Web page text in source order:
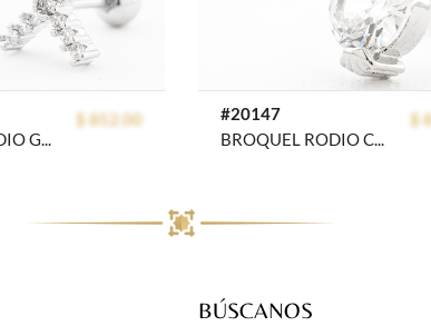
$ 852.00
BROQUEL RODIO GOLDEN ROD
#20147
$
BROQUEL RODIO CRYSTIME
BÚSCANOS